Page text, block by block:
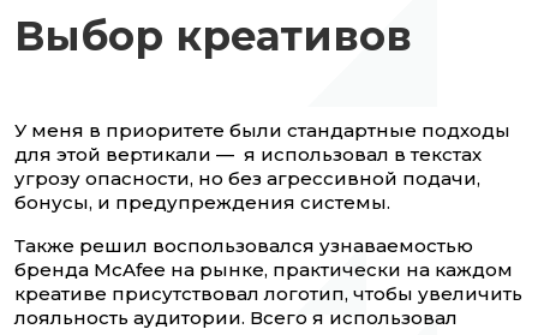
Выбор креативов
У меня в приоритете были стандартные подходы
для этой вертикали — я использовал в текстах
угрозу опасности, но без агрессивной подачи,
бонусы, и предупреждения системы.
Также решил воспользовался узнаваемостью
бренда McAfee на рынке, практически на каждом
креативе присутствовал логотип, чтобы увеличить
лояльность аудитории. Всего я использовал